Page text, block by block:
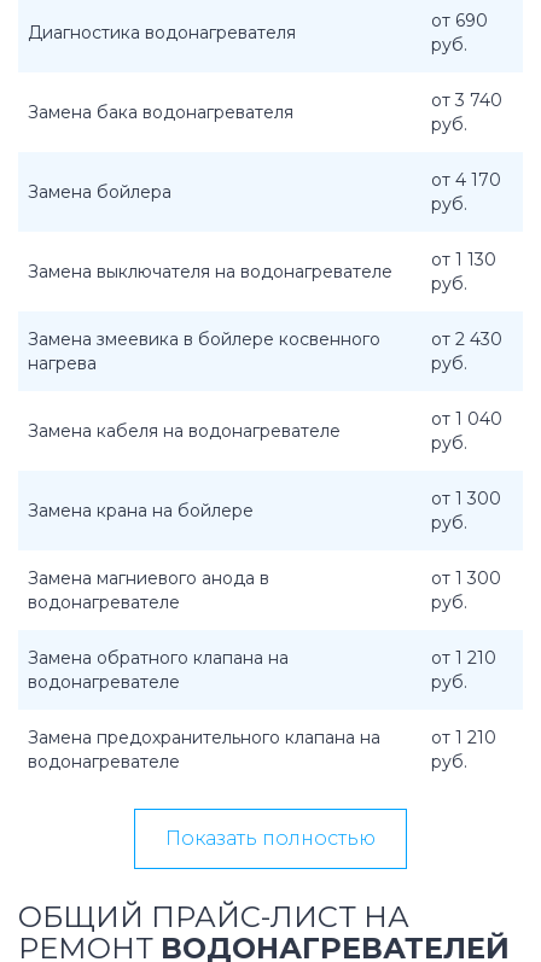
Диагностика водонагревателя
от 690
руб.
Замена бака водонагревателя
от 3 740
руб.
Замена бойлера
от 4 170
руб.
Замена выключателя на водонагревателе
от 1 130
руб.
Замена змеевика в бойлере косвенного
нагрева
от 2 430
руб.
Замена кабеля на водонагревателе
от 1 040
руб.
Замена крана на бойлере
от 1 300
руб.
Замена магниевого анода в
водонагревателе
от 1 300
руб.
Замена обратного клапана на
водонагревателе
от 1 210
руб.
Замена предохранительного клапана на
водонагревателе
от 1 210
руб.
Показать полностью
ОБЩИЙ ПРАЙС-ЛИСТ НА
РЕМОНТ ВОДОНАГРЕВАТЕЛЕЙ